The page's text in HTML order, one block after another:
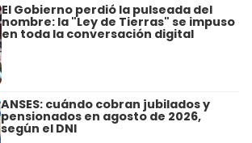
El Gobierno perdió la pulseada del
nombre: la "Ley de Tierras" se impuso
en toda la conversación digital
ANSES: cuándo cobran jubilados y
pensionados en agosto de 2026,
según el DNI